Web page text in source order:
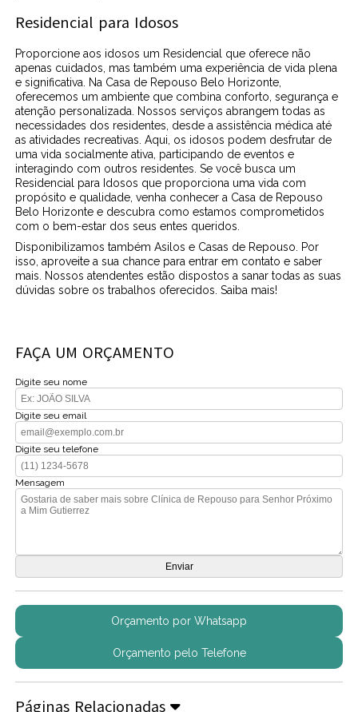
Residencial para Idosos
Proporcione aos idosos um Residencial que oferece não
apenas cuidados, mas também uma experiência de vida plena
e significativa. Na Casa de Repouso Belo Horizonte,
oferecemos um ambiente que combina conforto, segurança e
atenção personalizada. Nossos serviços abrangem todas as
necessidades dos residentes, desde a assistência médica até
as atividades recreativas. Aqui, os idosos podem desfrutar de
uma vida socialmente ativa, participando de eventos e
interagindo com outros residentes. Se você busca um
Residencial para Idosos que proporciona uma vida com
propósito e qualidade, venha conhecer a Casa de Repouso
Belo Horizonte e descubra como estamos comprometidos
com o bem-estar dos seus entes queridos.
Disponibilizamos também Asilos e Casas de Repouso. Por
isso, aproveite a sua chance para entrar em contato e saber
mais. Nossos atendentes estão dispostos a sanar todas as suas
dúvidas sobre os trabalhos oferecidos. Saiba mais!
FAÇA UM ORÇAMENTO
Digite seu nome
Digite seu email
Digite seu telefone
Mensagem
Orçamento por Whatsapp
Orçamento pelo Telefone
Páginas Relacionadas